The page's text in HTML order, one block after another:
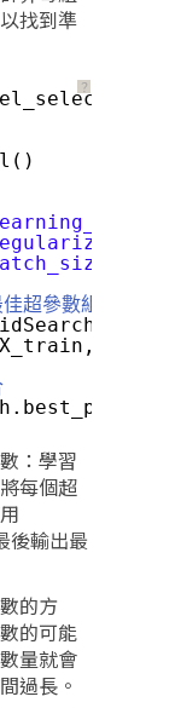
找到準
？
超參數組合
：學習
每個超
後輸出最
的方
的可能
量就會
過長。